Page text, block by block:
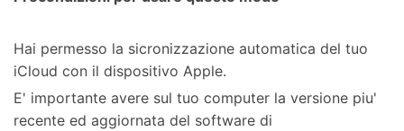
Hai permesso la sicronizzazione automatica del tuo
iCloud con il dispositivo Apple.
E' importante avere sul tuo computer la versione piu'
recente ed aggiornata del software di